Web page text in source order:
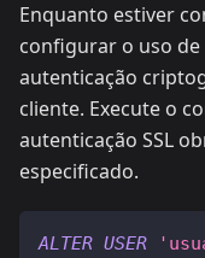
Enquanto estiver
configurar o uso
autenticação
cliente. Execute o
autenticação SSL
especificado.
ALTER USER